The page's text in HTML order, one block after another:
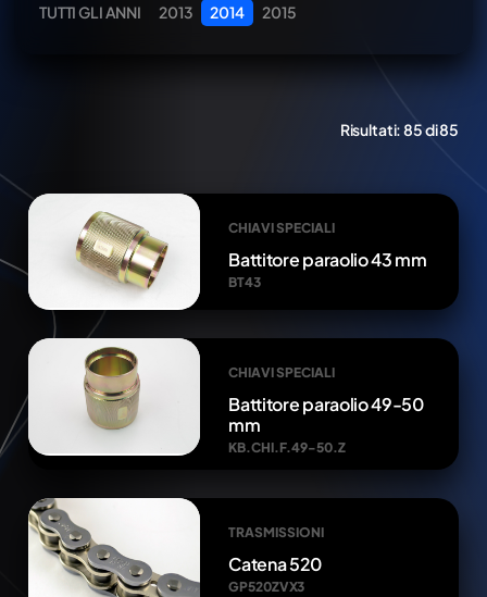
TUTTI GLI ANNI 2013 2014 2015
Risultati:85 di 85
CHIAVI SPECIALI
Battitore paraolio 43 mm
BT43
CHIAVI SPECIALI
Battitore paraolio 49-50
mm
KB.CHI.F.49-50.Z
TRASMISSIONI
Catena 520
GP520ZVX3